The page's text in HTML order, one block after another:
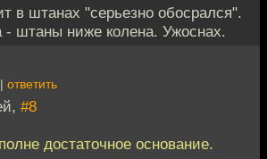
в штанах "серьезно обосрался".
штаны ниже колена. Ужоснах.
| ответить
#8
достаточное основание.